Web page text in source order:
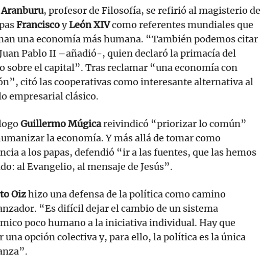
, profesor de Filosofía, se refirió al magisterio de
FranciscoyLeón XIVcomo referentes mundiales que
una economía más humana. “También podemos citar
Pablo II –añadió-, quien declaró la primacía del
sobre el capital”. Tras reclamar “una economía con
citó las cooperativas como interesante alternativa al
empresarial clásico.
Guillermo Múgicareivindicó “priorizar lo común”
la economía. Y más allá de tomar como
a los papas, defendió “ir a las fuentes, que las hemos
al Evangelio, al mensaje de Jesús”.
Oizhizo una defensa de la política como camino
“Es difícil dejar el cambio de un sistema
poco humano a la iniciativa individual. Hay que
una opción colectiva y, para ello, la política es la única